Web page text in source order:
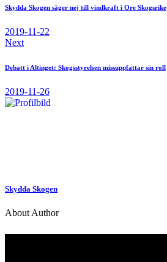
Skydda Skogen säger nej till vindkraft i Ore Skogsrike
2019-11-22
Next
Debatt i Altinget: Skogsstyrelsen missuppfattar sin roll
2019-11-26
Skydda Skogen
About Author